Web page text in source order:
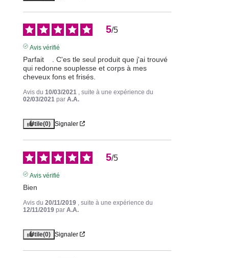
5/5
Avis vérifié
Parfait    . C'es tle seul produit que j'ai trouvé
qui redonne souplesse et corps à mes
cheveux fons et frisés.
Avis du 10/03/2021 , suite à une expérience du
02/03/2021 par A.A.
Utile(0) Signaler
5/5
Avis vérifié
Bien
Avis du 20/11/2019 , suite à une expérience du
12/11/2019 par A.A.
Utile(0) Signaler